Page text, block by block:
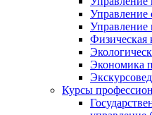
Управление
Управление
Физическая
Экономика
Курсы